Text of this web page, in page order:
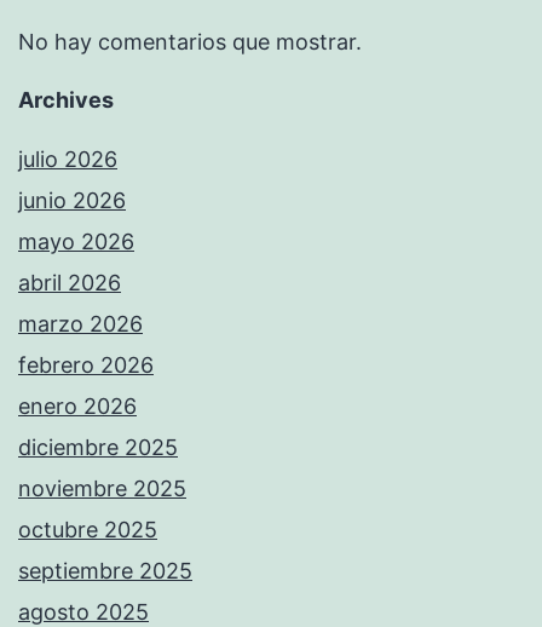
No hay comentarios que mostrar.
Archives
julio 2026
junio 2026
mayo 2026
abril 2026
marzo 2026
febrero 2026
enero 2026
diciembre 2025
noviembre 2025
octubre 2025
septiembre 2025
agosto 2025